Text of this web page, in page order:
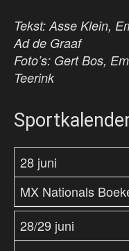
Tekst: Asse Klein,
Ad de Graaf
Foto’s: Gert Bos,
Teerink
28 juni
MX Nationals
28/29 juni